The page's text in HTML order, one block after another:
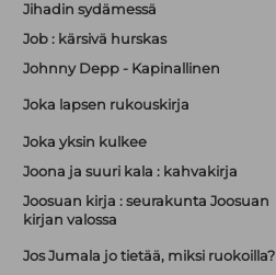
Jihadin sydämessä
Job : kärsivä hurskas
Johnny Depp - Kapinallinen
Joka lapsen rukouskirja
Joka yksin kulkee
Joona ja suuri kala : kahvakirja
Joosuan kirja : seurakunta Joosuan
kirjan valossa
Jos Jumala jo tietää, miksi ruokoilla?